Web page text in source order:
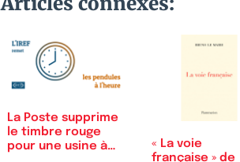
La Poste supprime
le timbre rouge
pour une usine à
« La voie
française » de